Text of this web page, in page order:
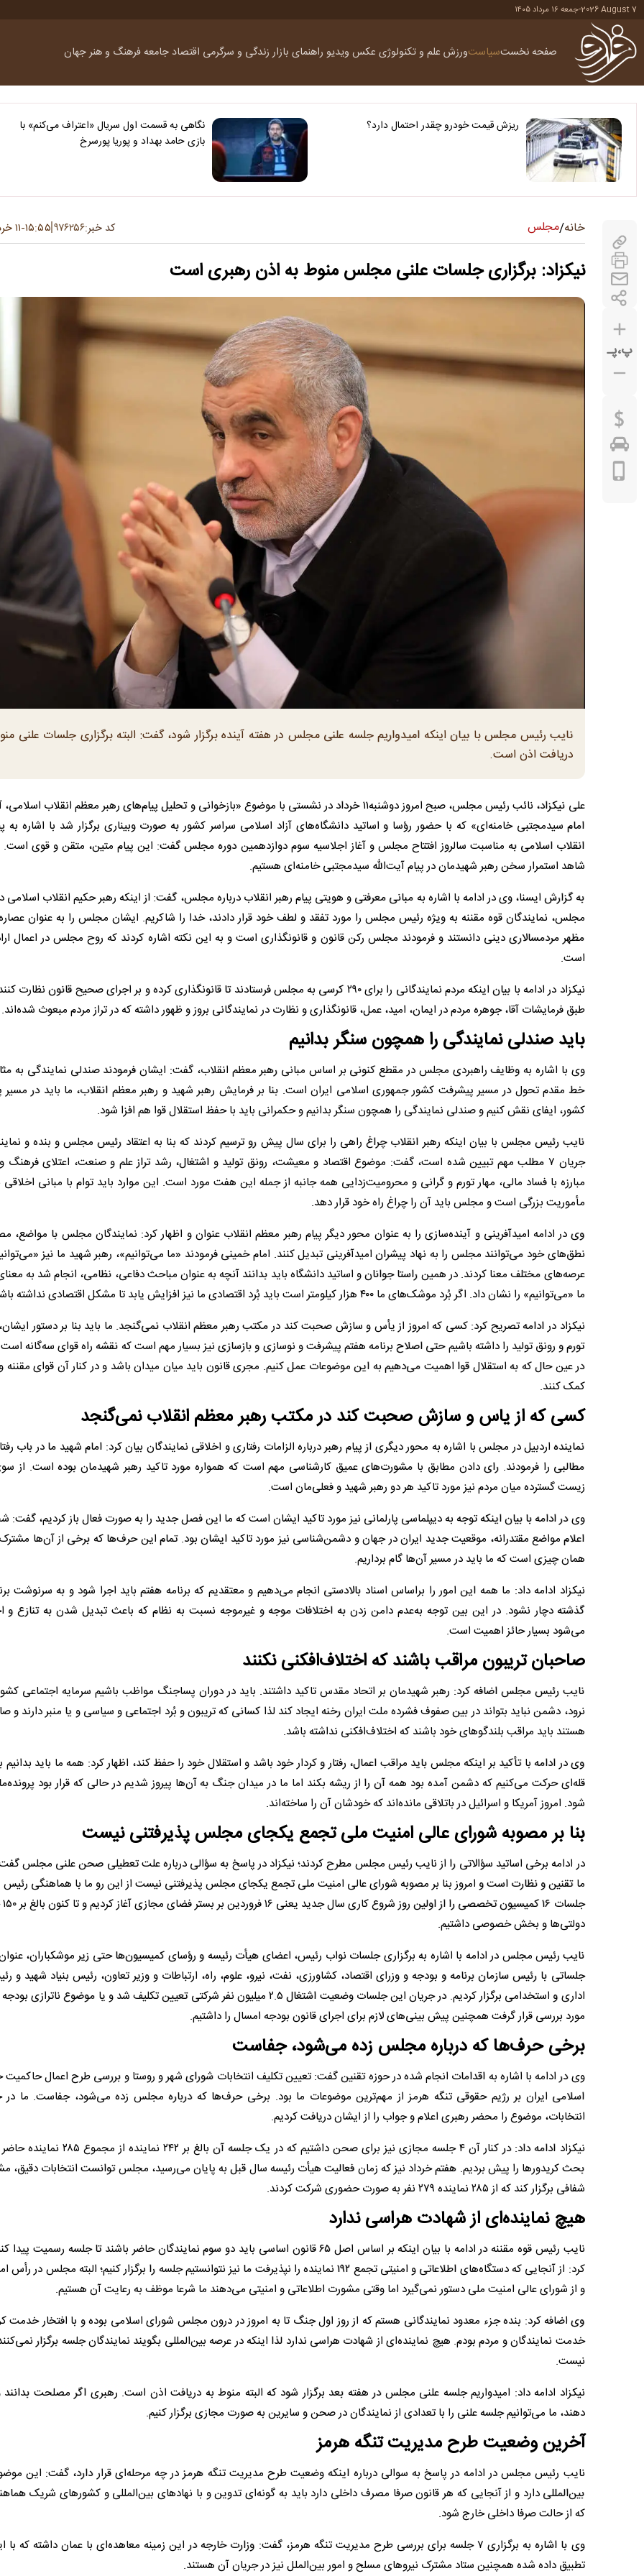
2026 August 7
-جمعه ۱۶ مرداد ۱۴۰۵
صفحه نخستسیاستورزش علم و تکنولوژی عکس ویدیو راهنمای بازارزندگی و سرگرمی اقتصاد جامعهفرهنگ و هنرجهان
ریزش قیمت خودرو چقدر احتمال دارد؟
نگاهی به قسمت اول سریال «اعتراف می‌کنم» با
بازی حامد بهداد و پوریا پورسرخ
پ،پـ
خانه/مجلس کد خبر:۹۷۶۲۵۶ ۱۵:۵۵-۱۱ خرداد ۱۴۰۵
نیکزاد: برگزاری جلسات علنی مجلس منوط به اذن رهبری است
نایب رئیس مجلس با بیان اینکه امیدواریم جلسه علنی مجلس در هفته آینده برگزار شود، گفت: البته برگزاری جلسات علنی
دریافت اذن است.
علی نیکزاد، نائب رئیس مجلس، صبح امروز دوشنبه۱۱ خرداد در نشستی با موضوع «بازخوانی و تحلیل پیام‌های رهبر معظم انقلاب
امام سیدمجتبی خامنه‌ای» که با حضور رؤسا و اساتید دانشگاه‌های آزاد اسلامی سراسر کشور به صورت وبیناری برگزار شد با اشاره به
انقلاب اسلامی به مناسبت سالروز افتتاح مجلس و آغاز اجلاسیه سوم دوازدهمین دوره مجلس گفت: این پیام متین، متقن و قوی است.
شاهد استمرار سخن رهبر شهیدمان در پیام آیت‌الله سیدمجتبی خامنه‌ای هستیم.
به گزارش ایسنا، وی در ادامه با اشاره به مبانی معرفتی و هویتی پیام رهبر انقلاب درباره مجلس، گفت: از اینکه رهبر حکیم انقلاب اسلامی
مجلس، نمایندگان قوه مقننه به ویژه رئیس مجلس را مورد تفقد و لطف خود قرار دادند، خدا را شاکریم. ایشان مجلس را به عنوان
مظهر مردمسالاری دینی دانستند و فرمودند مجلس رکن قانون و قانونگذاری است و به این نکته اشاره کردند که روح مجلس در اعمال
است.
نیکزاد در ادامه با بیان اینکه مردم نمایندگانی را برای ۲۹۰ کرسی به مجلس فرستادند تا قانونگذاری کرده و بر اجرای صحیح قانون
طبق فرمایشات آقا، جوهره مردم در ایمان، امید، عمل، قانونگذاری و نظارت در نمایندگانی بروز و ظهور داشته که در تراز مردم مبعوث شده‌اند.
باید صندلی نمایندگی را همچون سنگر بدانیم
وی با اشاره به وظایف راهبردی مجلس در مقطع کنونی بر اساس مبانی رهبر معظم انقلاب، گفت: ایشان فرمودند صندلی نمایندگی به
خط مقدم تحول در مسیر پیشرفت کشور جمهوری اسلامی ایران است. بنا بر فرمایش رهبر شهید و رهبر معظم انقلاب، ما باید در
کشور، ایفای نقش کنیم و صندلی نمایندگی را همچون سنگر بدانیم و حکمرانی باید با حفظ استقلال قوا هم افزا شود.
نایب رئیس مجلس با بیان اینکه رهبر انقلاب چراغ راهی را برای سال پیش رو ترسیم کردند که بنا به اعتقاد رئیس مجلس و بنده و
جریان ۷ مطلب مهم تبیین شده است، گفت: موضوع اقتصاد و معیشت، رونق تولید و اشتغال، رشد تراز علم و صنعت، اعتلای فرهنگ
مبارزه با فساد مالی، مهار تورم و گرانی و محرومیت‌زدایی همه جانبه از جمله این هفت مورد است. این موارد باید توام با مبانی
مأموریت بزرگی است و مجلس باید آن را چراغ راه خود قرار دهد.
وی در ادامه امیدآفرینی و آینده‌سازی را به عنوان محور دیگر پیام رهبر معظم انقلاب عنوان و اظهار کرد: نمایندگان مجلس با مواضع،
نطق‌های خود می‌توانند مجلس را به نهاد پیشران امیدآفرینی تبدیل کنند. امام خمینی فرمودند «ما می‌توانیم»، رهبر شهید ما نیز
عرصه‌های مختلف معنا کردند. در همین راستا جوانان و اساتید دانشگاه باید بدانند آنچه به عنوان مباحث دفاعی، نظامی، انجام شد به
ما «می‌توانیم» را نشان داد. اگر بُرد موشک‌های ما ۴۰۰ هزار کیلومتر است باید بُرد اقتصادی ما نیز افزایش یابد تا مشکل اقتصادی نداشته باشیم.
نیکزاد در ادامه تصریح کرد: کسی که امروز از یأس و سازش صحبت کند در مکتب رهبر معظم انقلاب نمی‌گنجد. ما باید بنا بر دستور
تورم و رونق تولید را داشته باشیم حتی اصلاح برنامه هفتم پیشرفت و نوسازی و بازسازی نیز بسیار مهم است که نقشه راه قوای سه‌گانه
در عین حال که به استقلال قوا اهمیت می‌دهیم به این موضوعات عمل کنیم. مجری قانون باید میان میدان باشد و در کنار آن قوای مقننه
کمک کنند.
کسی که از یاس و سازش صحبت کند در مکتب رهبر معظم انقلاب نمی‌گنجد
نماینده اردبیل در مجلس با اشاره به محور دیگری از پیام رهبر درباره الزامات رفتاری و اخلاقی نمایندگان بیان کرد: امام شهید ما در باب
مطالبی را فرمودند. رای دادن مطابق با مشورت‌های عمیق کارشناسی مهم است که همواره مورد تاکید رهبر شهیدمان بوده است. از
زیست گسترده میان مردم نیز مورد تاکید هر دو رهبر شهید و فعلی‌مان است.
وی در ادامه با بیان اینکه توجه به دیپلماسی پارلمانی نیز مورد تاکید ایشان است که ما این فصل جدید را به صورت فعال باز کردیم،
اعلام مواضع مقتدرانه، موقعیت جدید ایران در جهان و دشمن‌شناسی نیز مورد تاکید ایشان بود. تمام این حرف‌ها که برخی از آن‌ها
همان چیزی است که ما باید در مسیر آن‌ها گام برداریم.
نیکزاد ادامه داد: ما همه این امور را براساس اسناد بالادستی انجام می‌دهیم و معتقدیم که برنامه هفتم باید اجرا شود و به سرنوشت
گذشته دچار نشود. در این بین توجه به‌عدم دامن زدن به اختلافات موجه و غیرموجه نسبت به نظام که باعث تبدیل شدن به تنازع و
می‌شود بسیار حائز اهمیت است.
صاحبان تریبون مراقب باشند که اختلاف‌افکنی نکنند
نایب رئیس مجلس اضافه کرد: رهبر شهیدمان بر اتحاد مقدس تاکید داشتند. باید در دوران پساجنگ مواظب باشیم سرمایه اجتماعی
نرود، دشمن نباید بتواند در بین صفوف فشرده ملت ایران رخنه ایجاد کند لذا کسانی که تریبون و بُرد اجتماعی و سیاسی و یا منبر دارند و
هستند باید مراقب بلندگوهای خود باشند که اختلاف‌افکنی نداشته باشد.
وی در ادامه با تأکید بر اینکه مجلس باید مراقب اعمال، رفتار و کردار خود باشد و استقلال خود را حفظ کند، اظهار کرد: همه ما باید
قله‌ای حرکت می‌کنیم که دشمن آمده بود همه آن را از ریشه بکند اما ما در میدان جنگ به آن‌ها پیروز شدیم در حالی که قرار بود
شود. امروز آمریکا و اسرائیل در باتلاقی مانده‌اند که خودشان آن را ساخته‌اند.
بنا بر مصوبه شورای عالی امنیت ملی تجمع یکجای مجلس پذیرفتنی نیست
در ادامه برخی اساتید سؤالاتی را از نایب رئیس مجلس مطرح کردند؛ نیکزاد در پاسخ به سؤالی درباره علت تعطیلی صحن علنی مجلس
ما تقنین و نظارت است و امروز بنا بر مصوبه شورای عالی امنیت ملی تجمع یکجای مجلس پذیرفتنی نیست از این رو ما با هماهنگی
دولتی‌ها و بخش خصوصی داشتیم.
نایب رئیس مجلس در ادامه با اشاره به برگزاری جلسات نواب رئیس، اعضای هیأت رئیسه و رؤسای کمیسیون‌ها حتی زیر موشکباران،
جلساتی با رئیس سازمان برنامه و بودجه و وزرای اقتصاد، کشاورزی، نفت، نیرو، علوم، راه، ارتباطات و وزیر تعاون، رئیس بنیاد شهید و
مورد بررسی قرار گرفت همچنین پیش بینی‌های لازم برای اجرای قانون بودجه امسال را داشتیم.
برخی حرف‌ها که درباره مجلس زده می‌شود، جفاست
وی در ادامه با اشاره به اقدامات انجام شده در حوزه تقنین گفت: تعیین تکلیف انتخابات شورای شهر و روستا و بررسی طرح اعمال
اسلامی ایران بر رژیم حقوقی تنگه هرمز از مهم‌ترین موضوعات ما بود. برخی حرف‌ها که درباره مجلس زده می‌شود، جفاست. ما
انتخابات، موضوع را محضر رهبری اعلام و جواب را از ایشان دریافت کردیم.
نیکزاد ادامه داد: در کنار آن ۴ جلسه مجازی نیز برای صحن داشتیم که در یک جلسه آن
بحث کریدورها را پیش بردیم. هفتم خرداد نیز که زمان فعالیت هیأت رئیسه سال قبل به پایان می‌رسید، مجلس توانست انتخابات
شفافی برگزار کند که از ۲۸۵ نماینده ۲۷۹ نفر به صورت حضوری شرکت کردند.
هیچ نماینده‌ای از شهادت هراسی ندارد
نایب رئیس قوه مقننه در ادامه با بیان اینکه بر اساس اصل ۶۵ قانون اساسی باید دو سوم نمایندگان حاضر باشند تا جلسه رسمیت
کرد: از آنجایی که دستگاه‌های اطلاعاتی و امنیتی تجمع ۱۹۲ نماینده را نپذیرفت ما نیز نتوانستیم جلسه را برگزار کنیم؛ البته مجلس
و از شورای عالی امنیت ملی دستور نمی‌گیرد اما وقتی مشورت اطلاعاتی و امنیتی می‌دهند ما شرعا موظف به رعایت آن هستیم.
وی اضافه کرد: بنده جزء معدود نمایندگانی هستم که از روز اول جنگ تا به امروز در درون مجلس شورای اسلامی بوده و با افتخار خدمت
خدمت نمایندگان و مردم بودم. هیچ نماینده‌ای از شهادت هراسی ندارد لذا اینکه در عرصه بین‌المللی بگویند نمایندگان جلسه برگزار
نیست.
نیکزاد ادامه داد: امیدواریم جلسه علنی مجلس در هفته بعد برگزار شود که البته منوط به دریافت اذن است. رهبری اگر مصلحت بدانند
دهند، ما می‌توانیم جلسه علنی را با تعدادی از نمایندگان در صحن و سایرین به صورت مجازی برگزار کنیم.
آخرین وضعیت طرح مدیریت تنگه هرمز
نایب رئیس مجلس در ادامه در پاسخ به سوالی درباره اینکه وضعیت طرح مدیریت تنگه هرمز در چه مرحله‌ای قرار دارد، گفت: این
بین‌المللی دارد و از آنجایی که هر قانون صرفا مصرف داخلی دارد باید به گونه‌ای تدوین و با نهادهای بین‌المللی و کشورهای شریک
که از حالت صرفا داخلی خارج شود.
وی با اشاره به برگزاری ۷ جلسه برای بررسی طرح مدیریت تنگه هرمز، گفت: وزارت خارجه در این زمینه معاهده‌ای با عمان داشته که
تطبیق داده شده همچنین ستاد مشترک نیروهای مسلح و امور بین‌الملل نیز در جریان آن هستند.